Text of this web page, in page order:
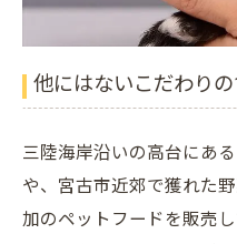
他にはないこだわり
三陸海岸沿いの高台にあ
や、宮古市近郊で獲れた
加のペットフードを販売